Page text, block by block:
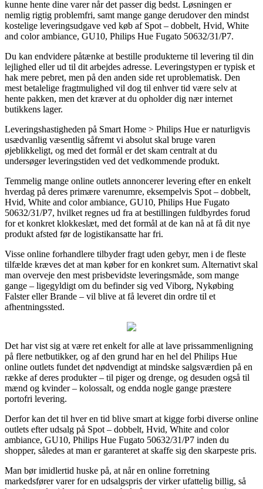
kunne hente dine varer når det passer dig bedst. Løsningen er
nemlig rigtig problemfri, samt mange gange derudover den mindst
kostelige leveringsudgave ved køb af Spot – dobbelt, Hvid, White
and color ambiance, GU10, Philips Hue Fugato 50632/31/P7.
Du kan endvidere påtænke at bestille produkterne til levering til din
lejlighed eller ud til dit arbejdes adresse. Leveringstypen er typisk et
hak mere pebret, men på den anden side ret uproblematisk. Den
mest betalelige fragtmulighed vil dog til enhver tid være selv at
hente pakken, men det kræver at du opholder dig nær internet
butikkens lager.
Leveringshastigheden på Smart Home > Philips Hue er naturligvis
usædvanlig væsentlig såfremt vi absolut skal bruge varen
øjeblikkeligt, og med det formål er det skam centralt at du
undersøger leveringstiden ved det vedkommende produkt.
Temmelig mange online outlets annoncerer levering efter en enkelt
hverdag på deres primære varenumre, eksempelvis Spot – dobbelt,
Hvid, White and color ambiance, GU10, Philips Hue Fugato
50632/31/P7, hvilket regnes ud fra at bestillingen fuldbyrdes forud
for et konkret klokkeslæt, med det formål at de kan nå at få dit nye
produkt afsted før de logistikansatte har fri.
Visse online forhandlere tilbyder fragt uden gebyr, men i de fleste
tilfælde kræves det at man køber for en konkret sum. Alternativt skal
man overveje den mest prisbevidste leveringsmåde, som mange
gange – ligegyldigt om du befinder sig ved Viborg, Nykøbing
Falster eller Brande – vil blive at få leveret din ordre til et
afhentningssted.
Det har vist sig at være ret enkelt for alle at lave prissammenligning
på flere netbutikker, og af den grund har en hel del Philips Hue
online outlets fundet det nødvendigt at mindske salgsværdien på en
række af deres produkter – til piger og drenge, og desuden også til
mænd og kvinder – kolossalt, og endda nogle gange præstere
portofri levering.
Derfor kan det til hver en tid blive smart at kigge forbi diverse online
outlets efter udsalg på Spot – dobbelt, Hvid, White and color
ambiance, GU10, Philips Hue Fugato 50632/31/P7 inden du
shopper, således at man er garanteret at skaffe sig den skarpeste pris.
Man bør imidlertid huske på, at når en online forretning
markedsfører varer for en udsalgspris der virker ufattelig billig, så